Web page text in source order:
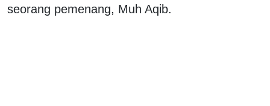
seorang pemenang, Muh Aqib.